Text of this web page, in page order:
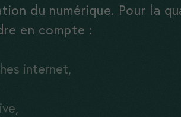
du numérique. Pour la
en compte :
internet,